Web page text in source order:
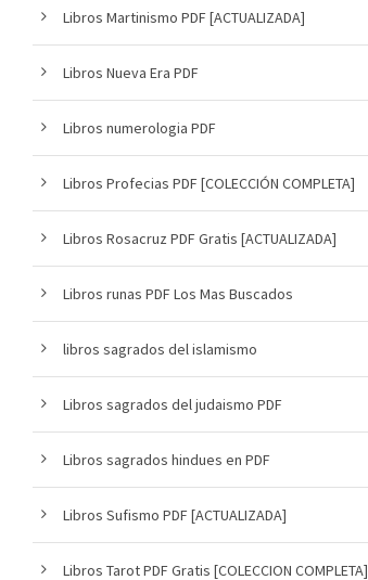
Libros Martinismo PDF [ACTUALIZADA]
Libros Nueva Era PDF
Libros numerologia PDF
Libros Profecias PDF [COLECCIÓN COMPLETA]
Libros Rosacruz PDF Gratis [ACTUALIZADA]
Libros runas PDF Los Mas Buscados
libros sagrados del islamismo
Libros sagrados del judaismo PDF
Libros sagrados hindues en PDF
Libros Sufismo PDF [ACTUALIZADA]
Libros Tarot PDF Gratis [COLECCION COMPLETA]